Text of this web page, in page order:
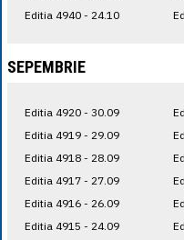
Editia 4940 - 24.10
SEPEMBRIE
Editia 4920 - 30.09
Editia 4919 - 29.09
Editia 4918 - 28.09
Editia 4917 - 27.09
Editia 4916 - 26.09
Editia 4915 - 24.09